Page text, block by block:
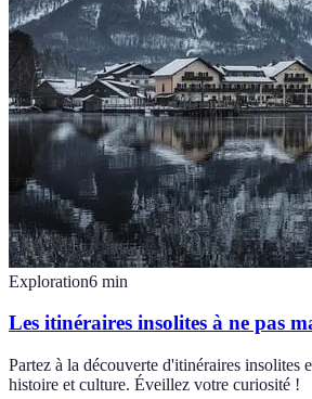
Exploration6 min
Les itinéraires insolites à ne pas
Partez à la découverte d'itinéraires insolites
histoire et culture. Éveillez votre curiosité !